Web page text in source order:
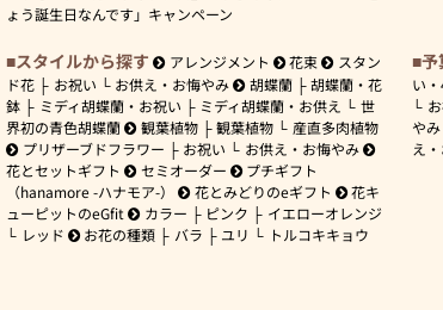
ょう誕生日なんです」キャンペーン
スタイルから探す アレンジメント 花束
スタン
ド花
お祝い お供え・お悔やみ 胡蝶蘭
胡蝶蘭・花
鉢
ミディ胡蝶蘭・お祝い ミディ胡蝶蘭・お供え
世
界初の青色胡蝶蘭
観葉植物 観葉植物
産直多肉植物
プリザーブドフラワー
お祝い
お供え・お悔やみ
花とセットギフト
セミオーダー
プチギフト
（hanamore -ハナモア-）
花とみどりのeギフト
花キ
ューピットのeGfit
カラー ピンク
イエローオレンジ
レッド
お花の種類 バラ ユリ トルコキキョウ
予
い・
やみ
え